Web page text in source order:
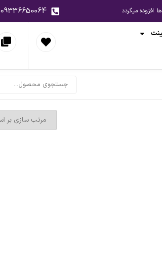
09336650064